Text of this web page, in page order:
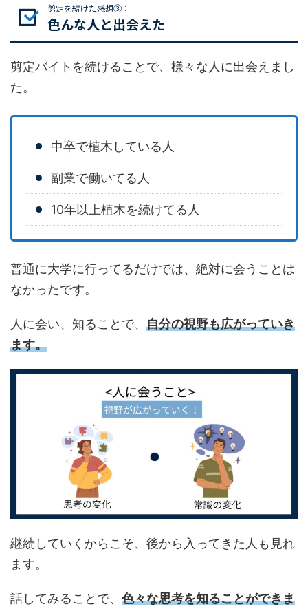
剪定を続けた感想③：
色んな人と出会えた
剪定バイトを続けることで、様々な人に出会えまし
た。
中卒で植木している人
副業で働いてる人
10年以上植木を続けてる人
普通に大学に行ってるだけでは、絶対に会うことは
なかったです。
人に会い、知ることで、 自分の視野も広がっていき
ます。
継続していくからこそ、後から入ってきた人も見れ
ます。
話してみることで、 色々な思考を知ることができま